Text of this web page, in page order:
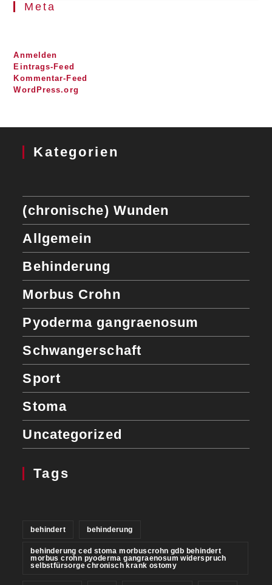
Meta
Anmelden
Eintrags-Feed
Kommentar-Feed
WordPress.org
Kategorien
(chronische) Wunden
Allgemein
Behinderung
Morbus Crohn
Pyoderma gangraenosum
Schwangerschaft
Sport
Stoma
Uncategorized
Tags
behindert behinderung
behinderung ced stoma morbuscrohn gdb behindert
morbus crohn pyoderma gangraenosum widerspruch
selbstfürsorge chronisch krank ostomy